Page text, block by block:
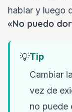
hablar y luego
«No puedo
💡Tip
Cambiar
vez de
no puede